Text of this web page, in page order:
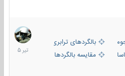
بالگردهای ترابری
مقایسه بالگردها
22
تیر
1405